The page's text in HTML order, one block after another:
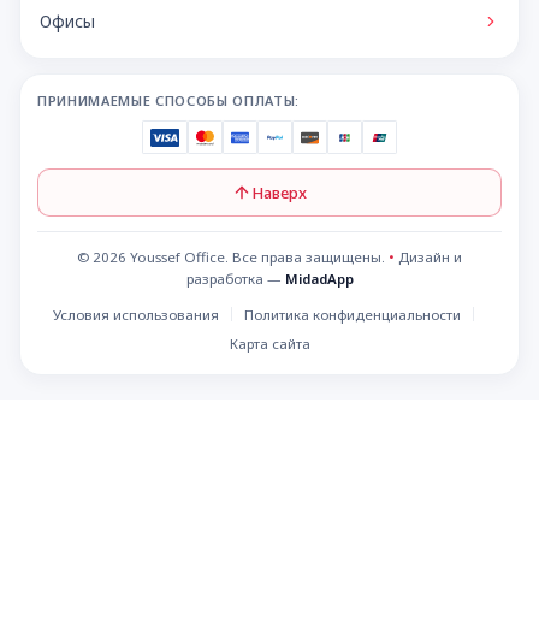
Офисы
ПРИНИМАЕМЫЕ СПОСОБЫ ОПЛАТЫ:
Наверх
© 2026 Youssef Office. Все права защищены. • Дизайн и
разработка — MidadApp
Условия использования
Политика конфиденциальности
Карта сайта